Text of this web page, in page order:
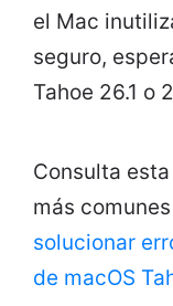
el Mac
seguro,
Tahoe 26.1 o
Consulta
más
solucionar
de macOS